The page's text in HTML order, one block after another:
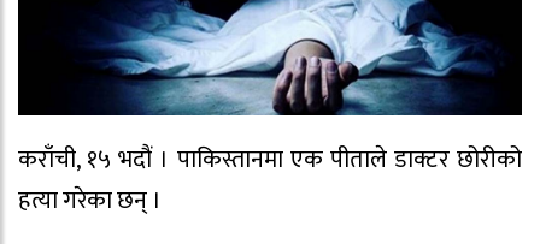
कराँची, १५ भदौं । पाकिस्तानमा एक पीताले डाक्टर छोरीको
हत्या गरेका छन् ।